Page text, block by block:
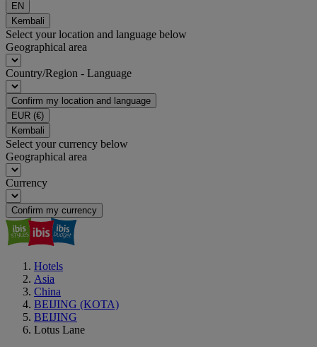
EN
Kembali
Select your location and language below
Geographical area
Country/Region - Language
Confirm my location and language
EUR (€)
Kembali
Select your currency below
Geographical area
Currency
Confirm my currency
Hotels
Asia
China
BEIJING (KOTA)
BEIJING
Lotus Lane